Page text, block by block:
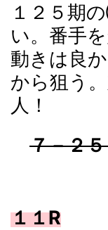
１２５期
い。番手
動きは良
から狙う
人！
７－２
１１R